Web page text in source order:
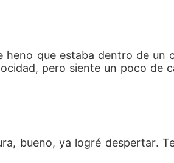
que estaba dentro de un
pero siente un poco de
bueno, ya logré despertar.